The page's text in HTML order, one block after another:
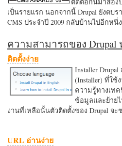
เป็นรายแรก นอกจากนี้ Drupal ยังตบรา
CMS ประจำปี 2009 กลับบ้านไปอีกหนึ่
ความสามารถของ Drupal
ติดตั้งง่าย
Installer
(Installer) ที่ใช้
ความรู้ทางเท
ข้อมูลและย้ายไ
งานที่เหลือนั้นตัวติดตั้งของ Drupal จ
URL อ่านง่าย